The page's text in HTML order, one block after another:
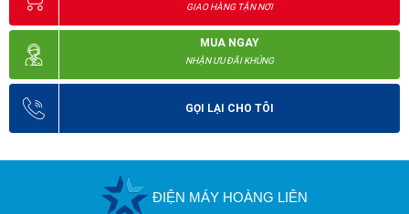
GIAO HÀNG TẬN NƠI
MUA NGAY
NHẬN ƯU ĐÃI KHỦNG
GỌI LẠI CHO TÔI
ĐIỆN MÁY HOÀNG LIÊN